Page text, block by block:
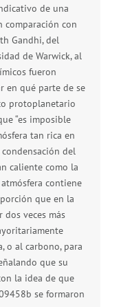
de una
comparación con
Gandhi, del
de Warwick, al
fueron
en qué parte de se
protoplanetario
“es imposible
tan rica en
del
caliente como la
contiene
que en la
veces más
o al carbono, para
que su
la idea de que
se formaron